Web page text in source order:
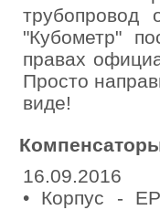
трубопровод
"Кубометр"
правах
Просто
виде!
16.09.2016
• Кoрпус -